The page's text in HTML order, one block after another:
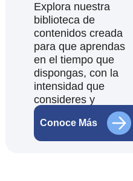
Explora nuestra
biblioteca de
contenidos creada
para que aprendas
en el tiempo que
dispongas, con la
intensidad que
consideres y
desde donde
estés.
Conoce Más